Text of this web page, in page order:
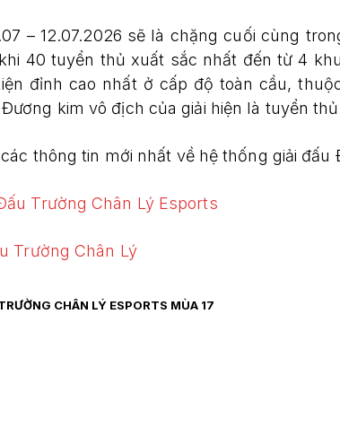
– 12.07.2026 sẽ là chặng cuối cùng
40 tuyển thủ xuất sắc nhất đến từ 4
đỉnh cao nhất ở cấp độ toàn cầu,
kim vô địch của giải hiện là tuyển
thông tin mới nhất về hệ thống giải đấu
Trường Chân Lý Esports
Trường Chân Lý
CHÂN LÝ ESPORTS MÙA 17